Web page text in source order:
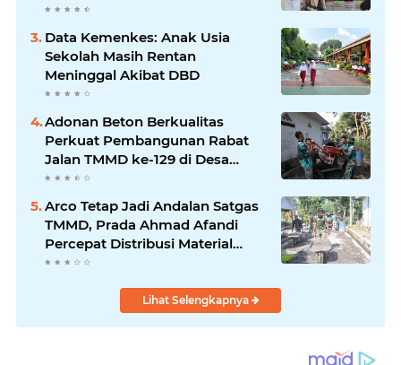
berbagi.
Data Kemenkes: Anak Usia
Sekolah Masih Rentan
Meninggal Akibat DBD
Adonan Beton Berkualitas
Perkuat Pembangunan Rabat
Jalan TMMD ke-129 di Desa
Ledoktempuro
Arco Tetap Jadi Andalan Satgas
TMMD, Prada Ahmad Afandi
Percepat Distribusi Material
Pengecoran
Lihat Selengkapnya